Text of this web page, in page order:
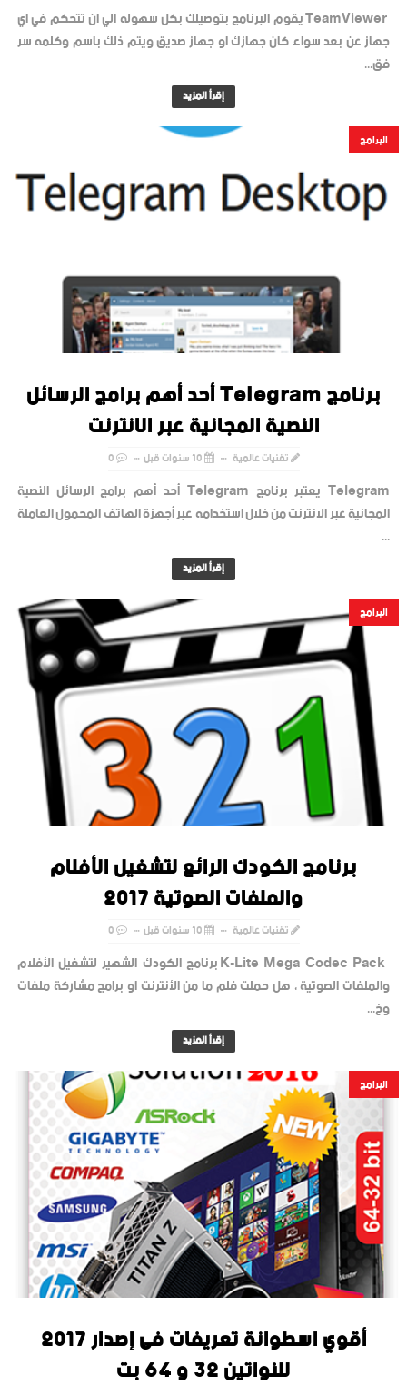
TeamViewer يقوم البرنامج بتوصيلك بكل سهوله الي ان تتحكم في اي
جهاز عن بعد سواء كان جهازك او جهاز صديق ويتم ذلك باسم وكلمه سر
فق...
إقرأ المزيد
البرامج
برنامج Telegram أحد أهم برامج الرسائل
النصية المجانية عبر الانترنت
تقنيات عالمية 10 سنوات قبل 0
Telegram يعتبر برنامج Telegram أحد أهم برامج الرسائل النصية
المجانية عبر الانترنت من خلال استخدامه عبر أجهزة الهاتف المحمول العاملة
...
إقرأ المزيد
البرامج
برنامج الكودك الرائع لتشغيل الأفلام
والملفات الصوتية 2017
تقنيات عالمية 10 سنوات قبل 0
K-Lite Mega Codec Pack برنامج الكودك الشهير لتشغيل الأفلام
والملفات الصوتية ، هل حملت فلم ما من الأنترنت او برامج مشاركة ملفات
وخ...
إقرأ المزيد
البرامج
أقوي اسطوانة تعريفات فى إصدار 2017
للنواتين 32 و 64 بت